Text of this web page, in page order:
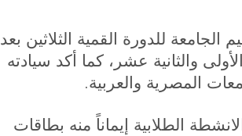
للدورة القمية الثلاثين بعد
الأولى والثانية عشر، كما أكد سيادته
المصرية والعربية.
الطلابية إيماناً منه بطاقات